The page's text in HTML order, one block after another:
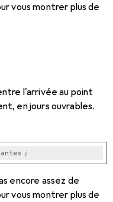
vous montrer plus de
l'arrivée au point
en jours ouvrables.
i
i
i
i
i
encore assez de
vous montrer plus de